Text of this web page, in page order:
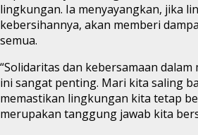
lingkungan. Ia menyayangkan, jika
kebersihannya, akan memberi
semua.
“Solidaritas dan kebersamaan
ini sangat penting. Mari kita saling
memastikan lingkungan kita tetap
merupakan tanggung jawab kita